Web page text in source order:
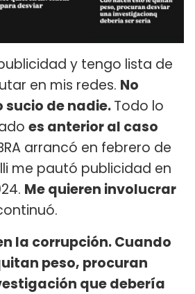
y tengo lista de
en mis redes. No
sucio de nadie.Todo lo
es anterior al caso
arrancó en febrero de
me pautó publicidad en
Me quieren involucrar
la corrupción. Cuando
peso, procuran
que debería